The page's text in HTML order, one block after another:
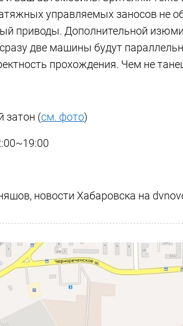
управляемых заносов не
приводы. Дополнительной
две машины будут
прохождения. Чем не
затон (см. фото)
новости Хабаровска на